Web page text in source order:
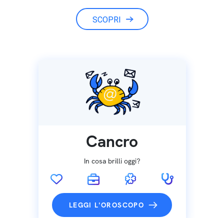
SCOPRI
Cancro
In cosa brilli oggi?
LEGGI L'OROSCOPO